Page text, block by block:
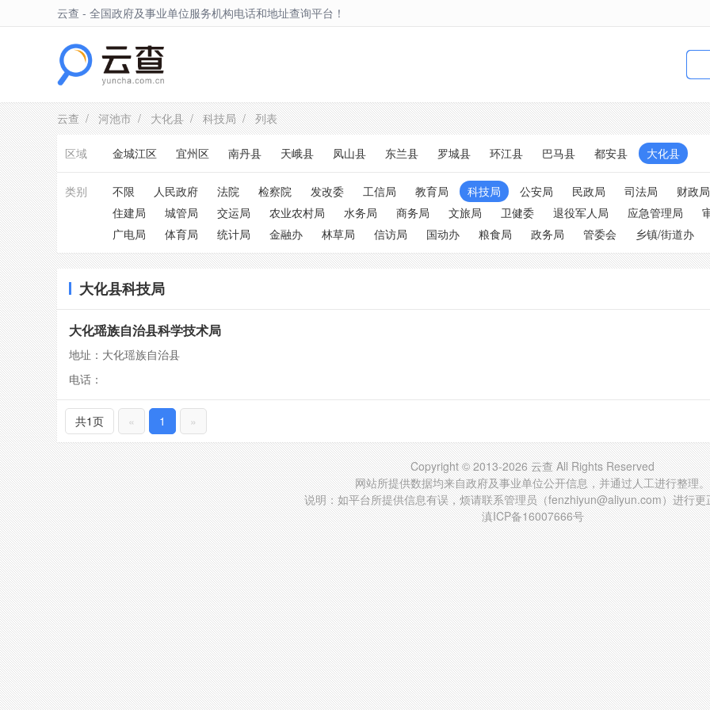
云查 - 全国政府及事业单位服务机构电话和地址查询平台！
云查/河池市/大化县/科技局/ 列表
区域 金城江区 宜州区 南丹县 天峨县 凤山县 东兰县 罗城县 环江县 巴马县 都安县 大化县
类别 不限 人民政府 法院 检察院 发改委 工信局 教育局 科技局 公安局 民政局 司法局 财政局
住建局
城管局 交运局 农业农村局 水务局 商务局 文旅局 卫健委 退役军人局 应急管理局
广电局
体育局 统计局 金融办 林草局 信访局 国动办 粮食局 政务局 管委会 乡镇/街道办
大化县科技局
大化瑶族自治县科学技术局
地址：大化瑶族自治县
电话：
共1页 « 1 »
Copyright © 2013-2026 云查 All Rights Reserved
网站所提供数据均来自政府及事业单位公开信息，并通过人工进行整理。
说明：如平台所提供信息有误，烦请联系管理员（fenzhiyun@aliyun.com）进行更
滇ICP备16007666号